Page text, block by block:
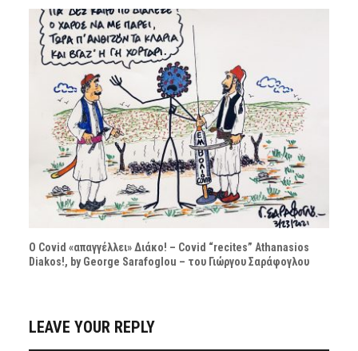
Ο Covid «απαγγέλλει» Διάκο! – Covid “recites” Athanasios
Diakos!, by George Sarafoglou – του Γιώργου Σαράφογλου
LEAVE YOUR REPLY